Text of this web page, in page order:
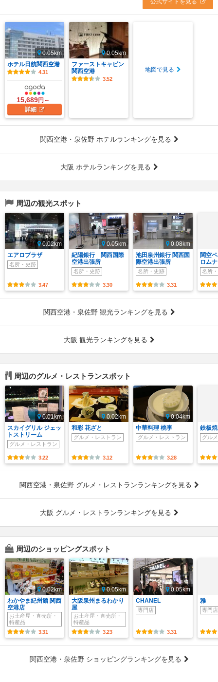
公式サイトを見る
0.05km
ホテル日航関西空港
4.31
15,689円～
詳細
0.05km
ファーストキャビン
関西空港
3.52
地図で見る
関西空港・泉佐野 ホテルランキングを見る
大阪 ホテルランキングを見る
周辺の観光スポット
0.02km
エアロプラザ
名所・史跡
3.47
0.05km
紀陽銀行 関西国際
空港出張所
名所・史跡
3.30
0.08km
池田泉州銀行 関西国
際空港出張所
名所・史跡
3.31
関空
ロム
名所
関西空港・泉佐野 観光ランキングを見る
大阪 観光ランキングを見る
周辺のグルメ・レストランスポット
0.01km
スカイグリル ジェッ
トストリーム
グルメ・レストラン
3.22
0.02km
和彩 花ざと
グルメ・レストラン
3.12
0.04km
中華料理 桃李
グルメ・レストラン
3.28
鉄板
グル
関西空港・泉佐野 グルメ・レストランランキングを見る
大阪 グルメ・レストランランキングを見る
周辺のショッピングスポット
0.02km
わかやま紀州館 関西
空港店
お土産屋・直売所・
特産品
3.31
0.05km
大阪泉州まるわかり
屋
お土産屋・直売所・
特産品
3.23
0.05km
CHANEL
専門店
3.31
雅
専門店
関西空港・泉佐野 ショッピングランキングを見る